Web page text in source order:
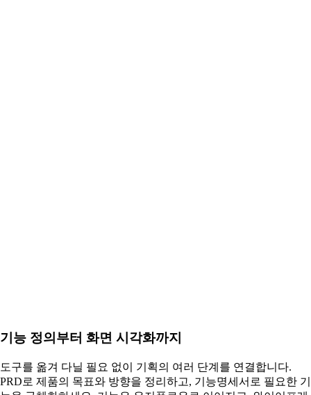
기능 정의부터 화면 시각화까지
도구를 옮겨 다닐 필요 없이 기획의 여러 단계를 연결합니다.
PRD로 제품의 목표와 방향을 정리하고, 기능명세서로 필요한 기